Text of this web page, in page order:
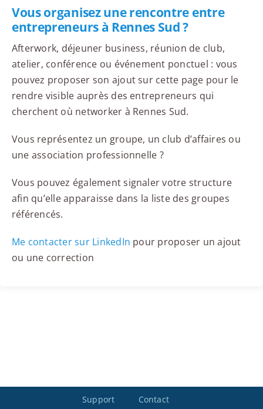
Vous organisez une rencontre entre
entrepreneurs à Rennes Sud ?
Afterwork, déjeuner business, réunion de club,
atelier, conférence ou événement ponctuel : vous
pouvez proposer son ajout sur cette page pour le
rendre visible auprès des entrepreneurs qui
cherchent où networker à Rennes Sud.
Vous représentez un groupe, un club d’affaires ou
une association professionnelle ?
Vous pouvez également signaler votre structure
afin qu’elle apparaisse dans la liste des groupes
référencés.
Me contacter sur LinkedIn pour proposer un ajout
ou une correction
Support
Contact